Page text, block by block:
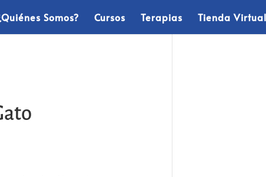
Somos? Cursos Terapias Tienda Virtual